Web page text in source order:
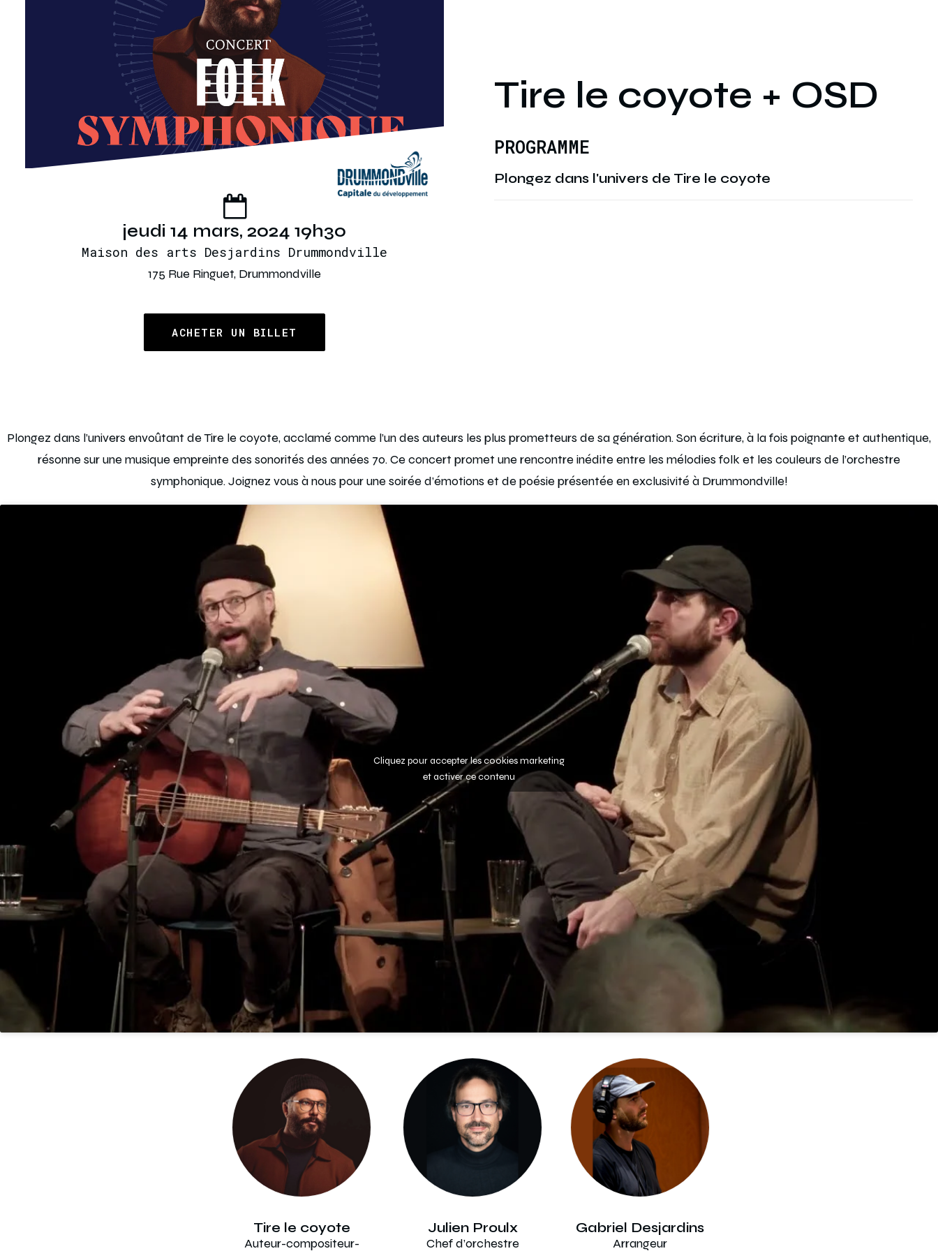
jeudi 14 mars, 2024 19h30
Maison des arts Desjardins Drummondville
175 Rue Ringuet, Drummondville
ACHETER UN BILLET
Tire le coyote + OSD
PROGRAMME
Plongez dans l'univers de Tire le coyote
Plongez dans l’univers envoûtant de Tire le coyote, acclamé comme l’un des auteurs les plus prometteurs de sa génération. Son écriture, à la fois poignante et authentique,
résonne sur une musique empreinte des sonorités des années 70. Ce concert promet une rencontre inédite entre les mélodies folk et les couleurs de l’orchestre
symphonique. Joignez vous à nous pour une soirée d’émotions et de poésie présentée en exclusivité à Drummondville!
Cliquez pour accepter les cookies marketing
et activer ce contenu
Tire le coyote
Auteur-compositeur-
Julien Proulx
Chef d’orchestre
Gabriel Desjardins
Arrangeur